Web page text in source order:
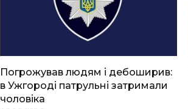
Погрожував людям і дебоширив:
в Ужгороді патрульні затримали
чоловіка